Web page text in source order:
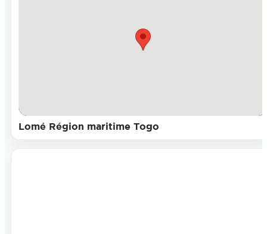
Lomé Région maritime Togo